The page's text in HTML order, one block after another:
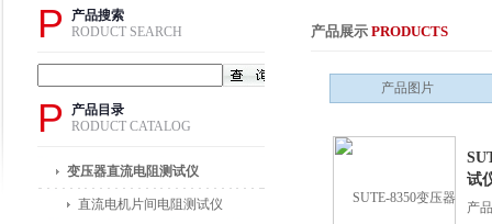
P
产品搜索
RODUCT SEARCH
P
产品目录
RODUCT CATALOG
变压器直流电阻测试仪
直流电机片间电阻测试仪
产品展示 PRODUCTS
产品图片
试
产